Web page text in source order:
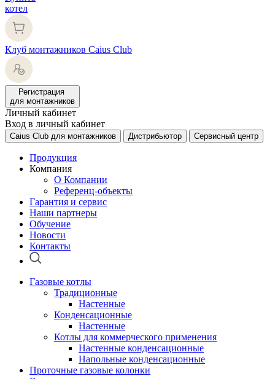
котел
Клуб монтажников Caius Club
Регистрация
для монтажников
Личный кабинет
Вход в личный кабинет
Caius Club для монтажников Дистрибьютор Сервисный центр
Продукция
Компания
О Компании
Референц-объекты
Гарантия и сервис
Наши партнеры
Обучение
Новости
Контакты
Газовые котлы
Традиционные
Настенные
Конденсационные
Настенные
Котлы для коммерческого применения
Настенные конденсационные
Напольные конденсационные
Проточные газовые колонки